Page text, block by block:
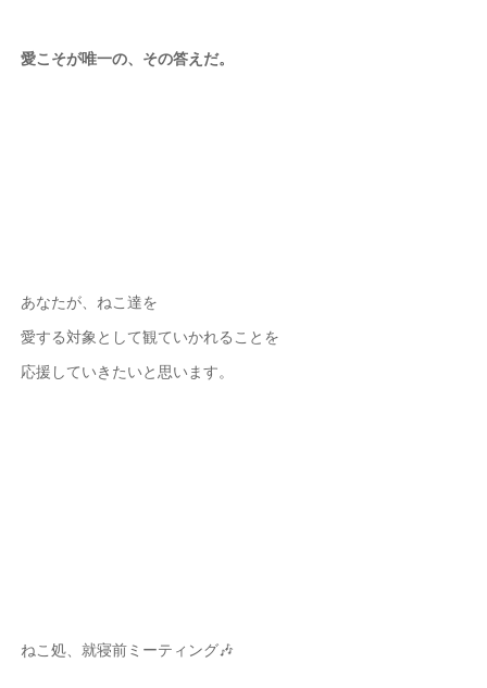
愛こそが唯一の、その答えだ。
あなたが、ねこ達を
愛する対象として観ていかれることを
応援していきたいと思います。
ねこ処、就寝前ミーティング🎶